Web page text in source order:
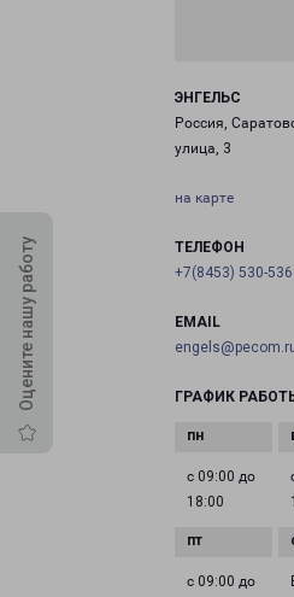
Оцените нашу работу
ЭНГЕЛЬС
Россия,
улица, 3
на карте
ТЕЛЕФОН
+7(8453) 530-536
EMAIL
ГРАФИК
с 09:00 до
18:00
с 09:00 до